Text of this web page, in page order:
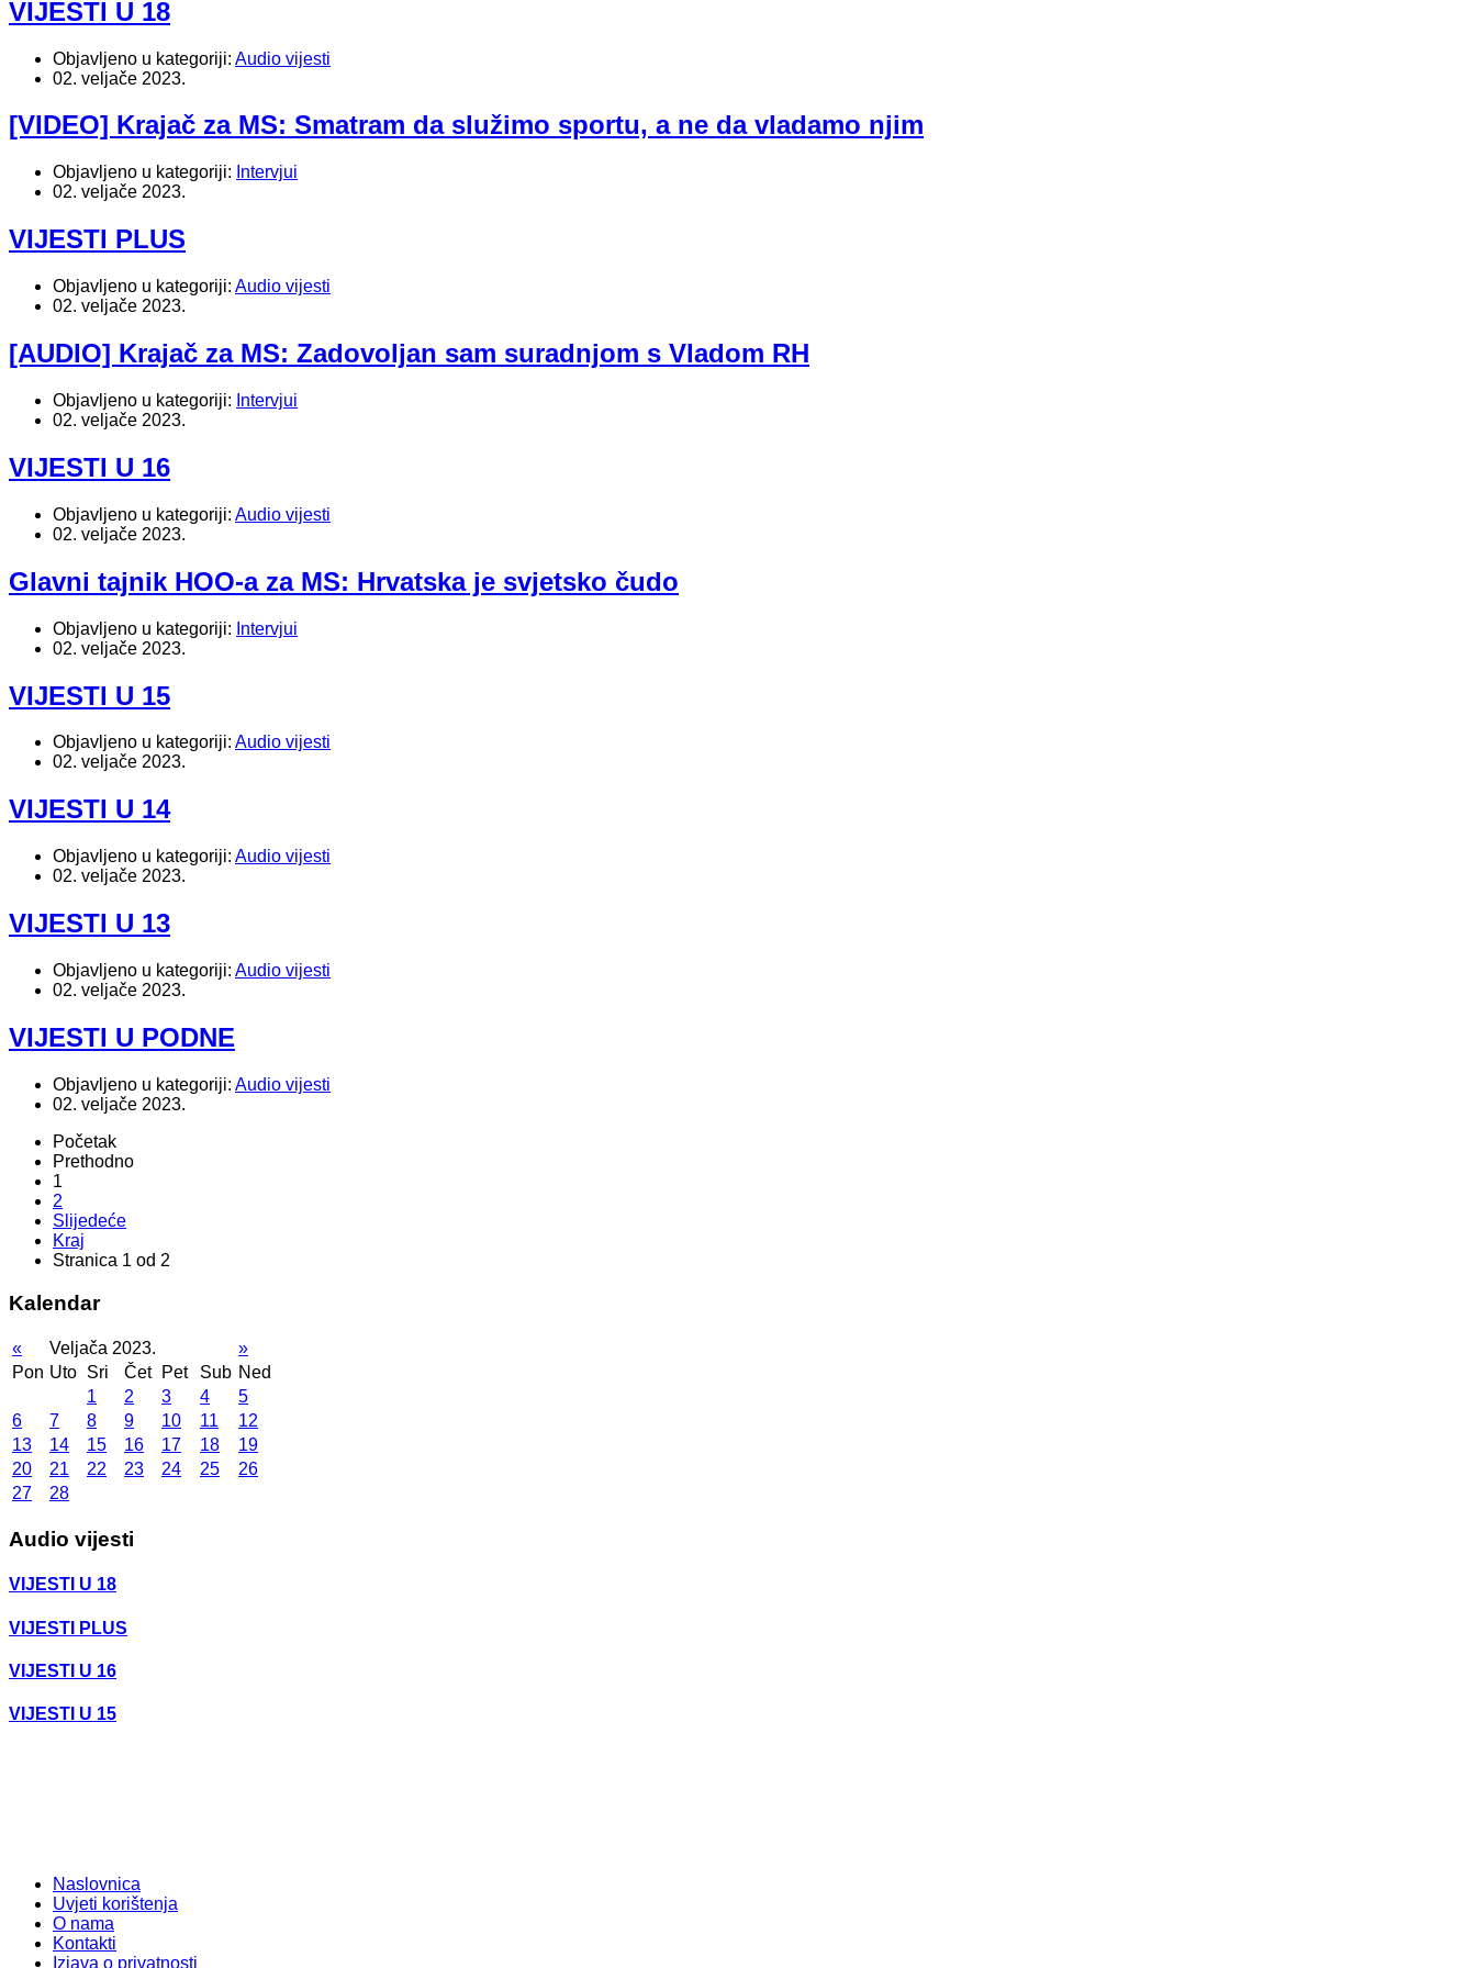
VIJESTI U 18
Objavljeno u kategoriji: Audio vijesti
02. veljače 2023.
[VIDEO] Krajač za MS: Smatram da služimo sportu, a ne da vladamo njim
Objavljeno u kategoriji: Intervjui
02. veljače 2023.
VIJESTI PLUS
Objavljeno u kategoriji: Audio vijesti
02. veljače 2023.
[AUDIO] Krajač za MS: Zadovoljan sam suradnjom s Vladom RH
Objavljeno u kategoriji: Intervjui
02. veljače 2023.
VIJESTI U 16
Objavljeno u kategoriji: Audio vijesti
02. veljače 2023.
Glavni tajnik HOO-a za MS: Hrvatska je svjetsko čudo
Objavljeno u kategoriji: Intervjui
02. veljače 2023.
VIJESTI U 15
Objavljeno u kategoriji: Audio vijesti
02. veljače 2023.
VIJESTI U 14
Objavljeno u kategoriji: Audio vijesti
02. veljače 2023.
VIJESTI U 13
Objavljeno u kategoriji: Audio vijesti
02. veljače 2023.
VIJESTI U PODNE
Objavljeno u kategoriji: Audio vijesti
02. veljače 2023.
Početak
Prethodno
1
2
Slijedeće
Kraj
Stranica 1 od 2
Kalendar
« Veljača 2023.
»
Pon Uto Sri Čet Pet Sub Ned
1
2 3 4
5
6
7 8 9 10 11
12
13
14 15 16 17 18
19
20
21 22 23 24 25
26
27
28
Audio vijesti
VIJESTI U 18
VIJESTI PLUS
VIJESTI U 16
VIJESTI U 15
Naslovnica
Uvjeti korištenja
O nama
Kontakti
Izjava o privatnosti